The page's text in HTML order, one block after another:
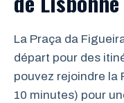
La Praça da
départ pour des
pouvez rejoindre la
10 minutes) pour